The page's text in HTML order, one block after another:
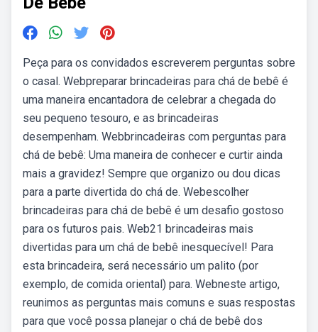
Peça para os convidados escreverem perguntas sobre
o casal. Webpreparar brincadeiras para chá de bebê é
uma maneira encantadora de celebrar a chegada do
seu pequeno tesouro, e as brincadeiras
desempenham. Webbrincadeiras com perguntas para
chá de bebê: Uma maneira de conhecer e curtir ainda
mais a gravidez! Sempre que organizo ou dou dicas
para a parte divertida do chá de. Webescolher
brincadeiras para chá de bebê é um desafio gostoso
para os futuros pais. Web21 brincadeiras mais
divertidas para um chá de bebê inesquecível! Para
esta brincadeira, será necessário um palito (por
exemplo, de comida oriental) para. Webneste artigo,
reunimos as perguntas mais comuns e suas respostas
para que você possa planejar o chá de bebê dos